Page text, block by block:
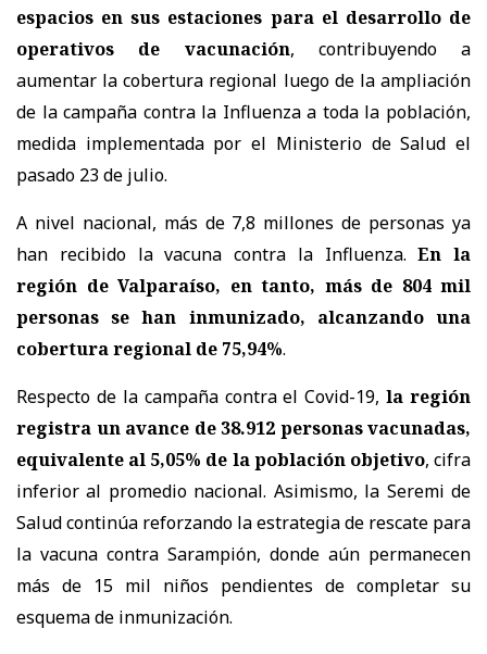
espacios en sus estaciones para el desarrollo de
operativos de vacunación, contribuyendo a
aumentar la cobertura regional luego de la ampliación
de la campaña contra la Influenza a toda la población,
medida implementada por el Ministerio de Salud el
pasado 23 de julio.
A nivel nacional, más de 7,8 millones de personas ya
han recibido la vacuna contra la Influenza. En la
región de Valparaíso, en tanto, más de 804 mil
personas se han inmunizado, alcanzando una
cobertura regional de 75,94%.
Respecto de la campaña contra el Covid-19, la región
registra un avance de 38.912 personas vacunadas,
equivalente al 5,05% de la población objetivo, cifra
inferior al promedio nacional. Asimismo, la Seremi de
Salud continúa reforzando la estrategia de rescate para
la vacuna contra Sarampión, donde aún permanecen
más de 15 mil niños pendientes de completar su
esquema de inmunización.